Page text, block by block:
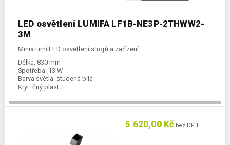
LED osvětlení LUMIFA LF1B-NE3P-2THWW2-
3M
Miniaturní LED osvětlení strojů a zařízení
Délka: 830 mm
Spotřeba: 13 W
Barva světla: studená bílá
Kryt: čirý plast
5 620,00 Kč bez DPH